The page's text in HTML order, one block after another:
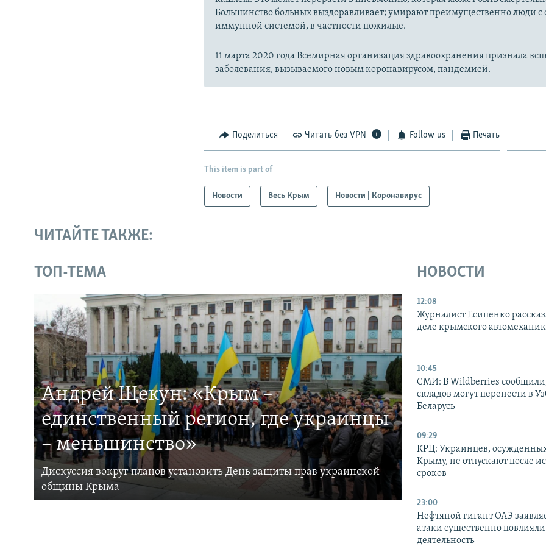
Большинство больных выздоравливает; умирают преимущественно люди с
иммунной системой, в частности пожилые.
11 марта 2020 года Всемирная организация здравоохранения признала
заболевания, вызываемого новым коронавирусом, пандемией.
Поделиться Читать без VPN Follow us Печать
This item is part of
Новости Весь Крым Новости | Коронавирус
ЧИТАЙТЕ ТАКЖЕ:
ТОП-ТЕМА
Андрей Щекун: «Крым –
единственный регион, где украинцы
– меньшинство»
Дискуссия вокруг планов установить День защиты прав украинской
общины Крыма
НОВОСТИ
12:08
Журналист Есипенко
деле крымского
10:45
СМИ: В Wildberries сообщили,
складов могут перенести в
Беларусь
09:29
КРЦ: Украинцев,
Крыму, не отпускают после
сроков
23:00
Нефтяной гигант ОАЭ
атаки существенно повлияли
деятельность